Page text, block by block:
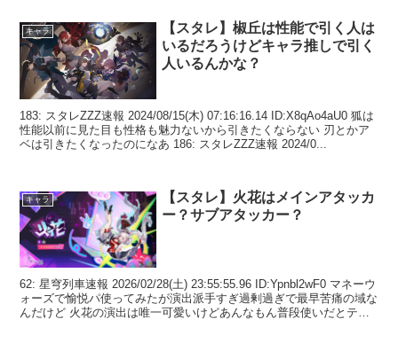
キャラ
【スタレ】椒丘は性能で引く人は
いるだろうけどキャラ推しで引く
人いるんかな？
183: スタレZZZ速報 2024/08/15(木) 07:16:16.14 ID:X8qAo4aU0 狐は
性能以前に見た目も性格も魅力ないから引きたくならない 刃とかア
ベは引きたくなったのになあ 186: スタレZZZ速報 2024/0...
キャラ
【スタレ】火花はメインアタッカ
ー？サブアタッカー？
62: 星穹列車速報 2026/02/28(土) 23:55:55.96 ID:Ypnbl2wF0 マネーウ
ォーズで愉悦パ使ってみたが演出派手すぎ過剰過ぎで最早苦痛の域な
んだけど 火花の演出は唯一可愛いけどあんなもん普段使いだとテン